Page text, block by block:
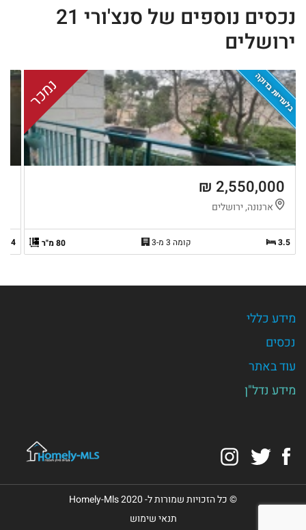
נכסים נוספים של סנצ'ורי 21
ירושלים
בלעדיות בדוקה נמכר
2,550,000 ₪
ארנונה, ירושלים
3.5 קומה 3 מ-3 80 מ"ר 4
מידע כללי
נכסים
עוד באתר
מידע נדל"ן
Facebook
Twitter
© כל הזכויות שמורות ל- Homely-Mls 2020
תנאי שימוש